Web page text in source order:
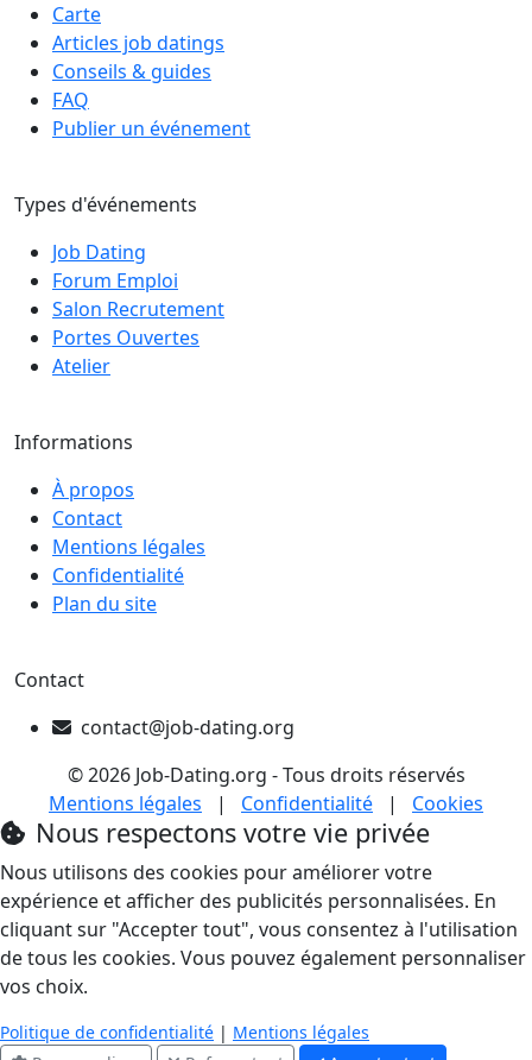
Carte
Articles job datings
Conseils & guides
FAQ
Publier un événement
Types d'événements
Job Dating
Forum Emploi
Salon Recrutement
Portes Ouvertes
Atelier
Informations
À propos
Contact
Mentions légales
Confidentialité
Plan du site
Contact
contact@job-dating.org
© 2026 Job-Dating.org - Tous droits réservés
Mentions légales
| Confidentialité | Cookies
Nous respectons votre vie privée
Nous utilisons des cookies pour améliorer votre
expérience et afficher des publicités personnalisées. En
cliquant sur "Accepter tout", vous consentez à l'utilisation
de tous les cookies. Vous pouvez également personnaliser
vos choix.
Politique de confidentialité | Mentions légales